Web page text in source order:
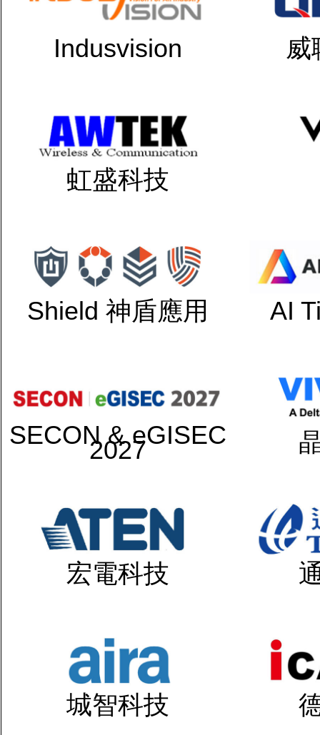
Indusvision 威
虹盛科技
Shield 神盾應用 AI
SECON & eGISEC
2027
宏電科技
城智科技